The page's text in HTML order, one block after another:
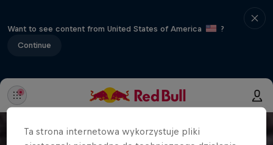
Want to see content from United States of America
?
Continue
Ta strona internetowa wykorzystuje pliki